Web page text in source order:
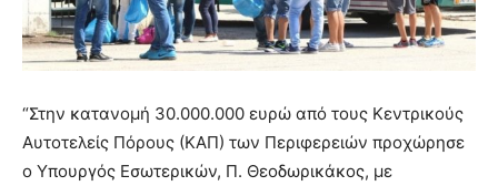
“Στην κατανομή 30.000.000 ευρώ από τους Κεντρικούς
Αυτοτελείς Πόρους (ΚΑΠ) των Περιφερειών προχώρησε
ο Υπουργός Εσωτερικών, Π. Θεοδωρικάκος, με